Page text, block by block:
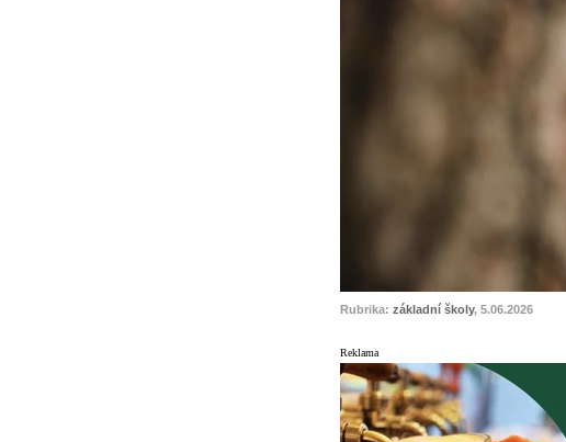
Rubrika: základní školy, 5.06.2026
Reklama